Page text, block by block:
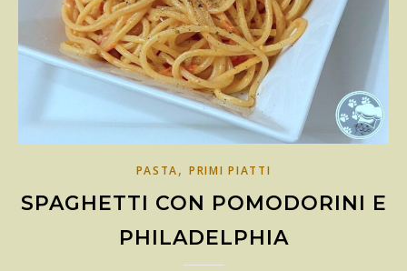
PASTA,PRIMI PIATTI
SPAGHETTI CON POMODORINI E
PHILADELPHIA